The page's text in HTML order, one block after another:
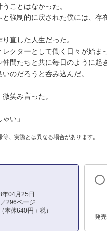
ことはなかった。
と強制的に戻された僕には、存
直した人生だった。
クターとして働く日々が始ま
間たちと共に毎日のように起
のだろうと呑み込んだ。
笑み言った。
い」
、実際とは異なる場合があります。
04月25日
296ページ
本体640円＋税）
発